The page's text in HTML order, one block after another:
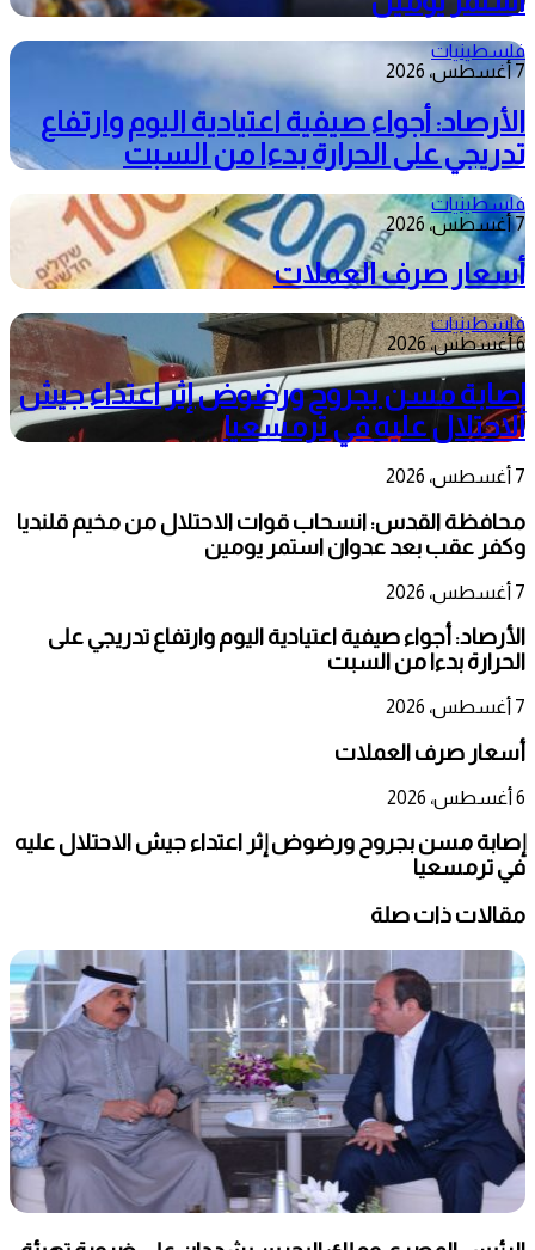
فلسطينيات
7 أغسطس، 2026
الأرصاد: أجواء صيفية اعتيادية اليوم وارتفاع
تدريجي على الحرارة بدءا من السبت
فلسطينيات
7 أغسطس، 2026
أسعار صرف العملات
فلسطينيات
6 أغسطس، 2026
إصابة مسن بجروح ورضوض إثر اعتداء جيش
الاحتلال عليه في ترمسعيا
7 أغسطس، 2026
محافظة القدس: انسحاب قوات الاحتلال من مخيم قلنديا
وكفر عقب بعد عدوان استمر يومين
7 أغسطس، 2026
الأرصاد: أجواء صيفية اعتيادية اليوم وارتفاع تدريجي على
الحرارة بدءا من السبت
7 أغسطس، 2026
أسعار صرف العملات
6 أغسطس، 2026
إصابة مسن بجروح ورضوض إثر اعتداء جيش الاحتلال عليه
في ترمسعيا
مقالات ذات صلة